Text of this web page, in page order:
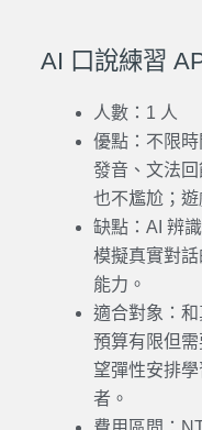
AI 口說練習
人數：1 人
優點：不限
發音、文法
也不尷尬；
缺點：AI 辨
模擬真實對
能力。
適合對象：和
預算有限但
望彈性安排
者。